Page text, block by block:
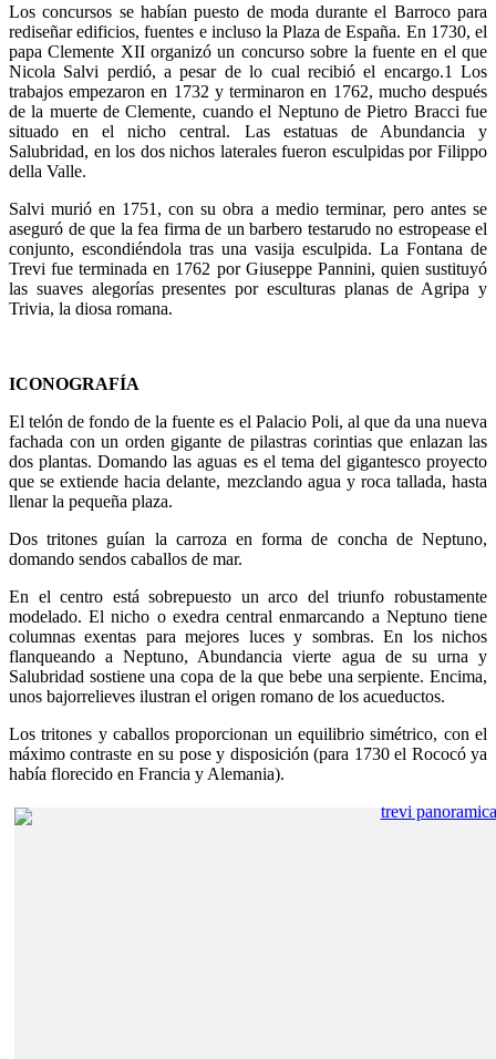
Los concursos se habían puesto de moda durante el Barroco para
rediseñar edificios, fuentes e incluso la Plaza de España. En 1730, el
papa Clemente XII organizó un concurso sobre la fuente en el que
Nicola Salvi perdió, a pesar de lo cual recibió el encargo.1 Los
trabajos empezaron en 1732 y terminaron en 1762, mucho después
de la muerte de Clemente, cuando el Neptuno de Pietro Bracci fue
situado en el nicho central. Las estatuas de Abundancia y
Salubridad, en los dos nichos laterales fueron esculpidas por Filippo
della Valle.
Salvi murió en 1751, con su obra a medio terminar, pero antes se
aseguró de que la fea firma de un barbero testarudo no estropease el
conjunto, escondiéndola tras una vasija esculpida. La Fontana de
Trevi fue terminada en 1762 por Giuseppe Pannini, quien sustituyó
las suaves alegorías presentes por esculturas planas de Agripa y
Trivia, la diosa romana.
ICONOGRAFÍA
El telón de fondo de la fuente es el Palacio Poli, al que da una nueva
fachada con un orden gigante de pilastras corintias que enlazan las
dos plantas. Domando las aguas es el tema del gigantesco proyecto
que se extiende hacia delante, mezclando agua y roca tallada, hasta
llenar la pequeña plaza.
Dos tritones guían la carroza en forma de concha de Neptuno,
domando sendos caballos de mar.
En el centro está sobrepuesto un arco del triunfo robustamente
modelado. El nicho o exedra central enmarcando a Neptuno tiene
columnas exentas para mejores luces y sombras. En los nichos
flanqueando a Neptuno, Abundancia vierte agua de su urna y
Salubridad sostiene una copa de la que bebe una serpiente. Encima,
unos bajorrelieves ilustran el origen romano de los acueductos.
Los tritones y caballos proporcionan un equilibrio simétrico, con el
máximo contraste en su pose y disposición (para 1730 el Rococó ya
había florecido en Francia y Alemania).